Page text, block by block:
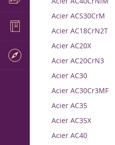
Acier ACS30CrM
Acier AC18CrN2T
Acier AC20X
Acier AC20CrN3
Acier AC30
Acier AC30Cr3MF
Acier AC35
Acier AC35X
Acier AC40